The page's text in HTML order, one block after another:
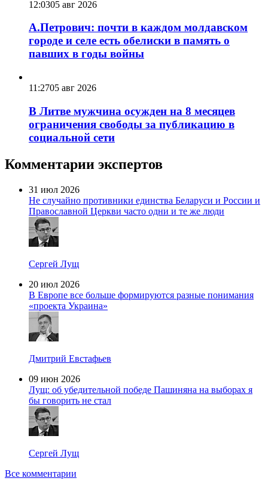
12:0305 авг 2026
А.Петрович: почти в каждом молдавском
городе и селе есть обелиски в память о
павших в годы войны
11:2705 авг 2026
В Литве мужчина осужден на 8 месяцев
ограничения свободы за публикацию в
социальной сети
Комментарии экспертов
31 июл 2026
Не случайно противники единства Беларуси и России и
Православной Церкви часто одни и те же люди
Сергей Лущ
20 июл 2026
В Европе все больше формируются разные понимания
«проекта Украина»
Дмитрий Евстафьев
09 июн 2026
Лущ: об убедительной победе Пашиняна на выборах я
бы говорить не стал
Сергей Лущ
Все комментарии